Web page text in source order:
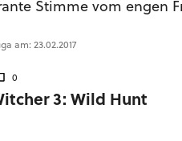
Stimme vom engen
am: 23.02.2017
0
3: Wild Hunt